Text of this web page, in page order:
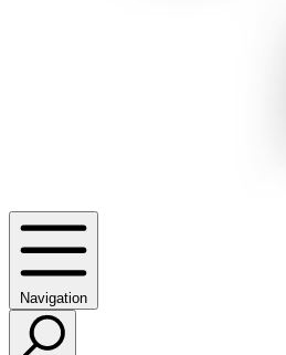
Navigation